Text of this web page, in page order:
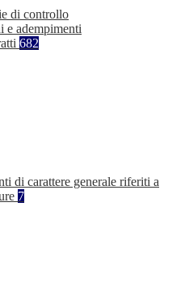
di controllo
e adempimenti
682
di carattere generale riferiti a
7